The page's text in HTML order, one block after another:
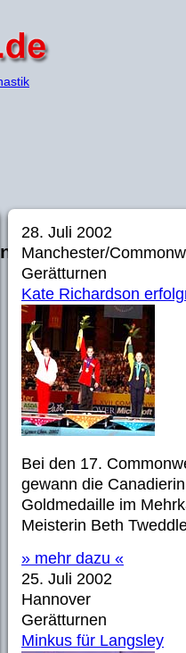
28. Juli 2002
Manchester/
Gerätturnen
Kate Richardson
Bei den 17.
gewann die
Goldmedaille im
Meisterin Beth
» mehr dazu «
25. Juli 2002
Hannover
Gerätturnen
Minkus für Langsley